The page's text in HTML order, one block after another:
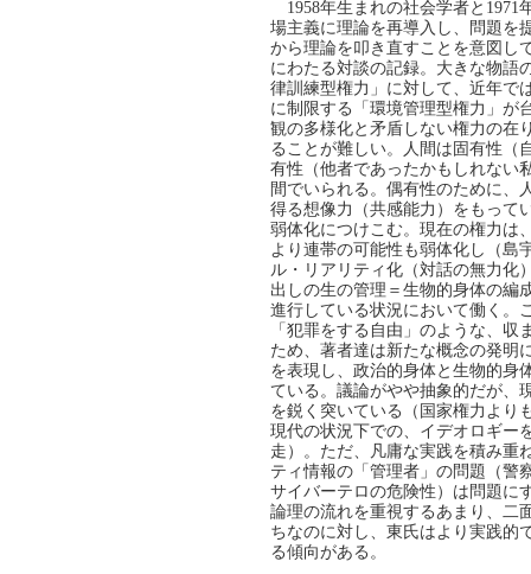
1958年生まれの社会学者と1971
場主義に理論を再導入し、問題を
から理論を叩き直すことを意図し
にわたる対談の記録。大きな物語
律訓練型権力」に対して、近年で
に制限する「環境管理型権力」が
観の多様化と矛盾しない権力の在
ることが難しい。人間は固有性（
有性（他者であったかもしれない
間でいられる。偶有性のために、
得る想像力（共感能力）をもって
弱体化につけこむ。現在の権力は
より連帯の可能性も弱体化し（島
ル・リアリティ化（対話の無力化
出しの生の管理＝生物的身体の編
進行している状況において働く。
「犯罪をする自由」のような、
ため、著者達は新たな概念の発明
を表現し、政治的身体と生物的身
ている。議論がやや抽象的だが、
を鋭く突いている（国家権力より
現代の状況下での、イデオロギー
走）。ただ、凡庸な実践を積み重
ティ情報の「管理者」の問題（警
サイバーテロの危険性）は問題に
論理の流れを重視するあまり、二
ちなのに対し、東氏はより実践的
る傾向がある。